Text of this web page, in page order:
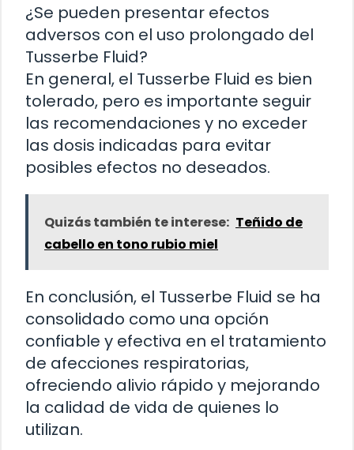
¿Se pueden presentar efectos
adversos con el uso prolongado del
Tusserbe Fluid?
En general, el Tusserbe Fluid es bien
tolerado, pero es importante seguir
las recomendaciones y no exceder
las dosis indicadas para evitar
posibles efectos no deseados.
Quizás también te interese: Teñido de
cabello en tono rubio miel
En conclusión, el Tusserbe Fluid se ha
consolidado como una opción
confiable y efectiva en el tratamiento
de afecciones respiratorias,
ofreciendo alivio rápido y mejorando
la calidad de vida de quienes lo
utilizan.